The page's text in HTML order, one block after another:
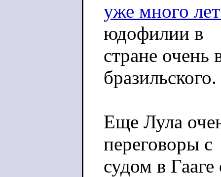
уже много
юдофилии в
стране
бразильского.
Еще Лула
переговоры с
судом в